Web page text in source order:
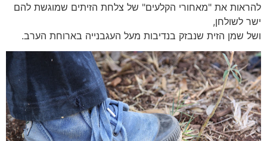
להראות את "מאחורי הקלעים" של צלחת הזיתים שמוגשת להם
ישר לשולחן,
ושל שמן הזית שנבזק בנדיבות מעל העגבנייה בארוחת הערב.